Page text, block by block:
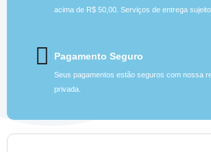
acima de R$ 50,00. Serviços de entrega
Pagamento Seguro
Seus pagamentos estão seguros com nossa
privada.